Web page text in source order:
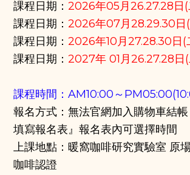
課程日期 ： 2026年05月26.27.28日(
課程日期 ： 2026年07月28.29.30日(
課程日期 ： 2026年10月27.28.30日(
課程日期 ： 2027年 01月26.27.28日(
課程時間：AM10:00～
報名方式：無法官網加入購物車結
填寫報名表』報名表內可選擇時間
上課地點： 暖窩咖啡研究實驗室 原
咖啡認證